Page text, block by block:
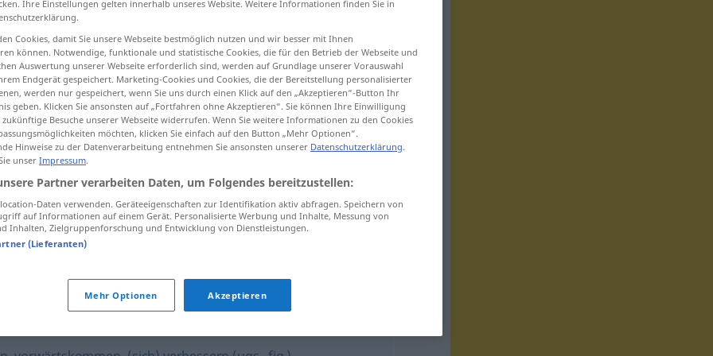
aufrücken
Ihre Einstellungen gelten innerhalb unseres Website. Weitere Informationen finden Sie in
Cookies, damit Sie unsere Webseite bestmöglich nutzen und wir besser mit Ihnen
können. Notwendige, funktionale und statistische Cookies, die für den Betrieb der Webseite und
Auswertung unserer Webseite erforderlich sind, werden auf Grundlage unserer Vorauswahl
Endgerät gespeichert. Marketing-Cookies und Cookies, die der Bereitstellung personalisierter
werden nur gespeichert, wenn Sie uns durch einen Klick auf den „Akzeptieren“-Button Ihr
geben. Klicken Sie ansonsten auf „Fortfahren ohne Akzeptieren“. Sie können Ihre Einwilligung
Besuche unserer Webseite widerrufen. Wenn Sie weitere Informationen zu den Cookies
möchten, klicken Sie einfach auf den Button „Mehr Optionen“.
Hinweise zu der Datenverarbeitung entnehmen Sie ansonsten unserer Datenschutzerklärung.
unser Impressum.
Partner verarbeiten Daten, um Folgendes bereitzustellen:
Daten verwenden. Geräteeigenschaften zur Identifikation aktiv abfragen. Speichern von
auf Informationen auf einem Gerät. Personalisierte Werbung und Inhalte, Messung von
Inhalten, Zielgruppenforschung und Entwicklung von Dienstleistungen.
(Lieferanten)
Mehr Optionen Akzeptieren